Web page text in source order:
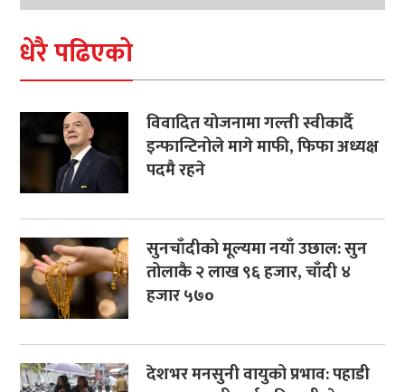
धेरै पढिएको
विवादित योजनामा गल्ती स्वीकार्दै
इन्फान्टिनोले मागे माफी, फिफा अध्यक्ष
पदमै रहने
सुनचाँदीको मूल्यमा नयाँ उछाल: सुन
तोलाकै २ लाख ९६ हजार, चाँदी ४
हजार ५७०
देशभर मनसुनी वायुको प्रभाव: पहाडी